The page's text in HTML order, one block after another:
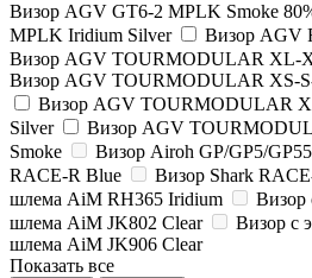
Визор AGV GT6-2 MPLK Smoke
MPLK Iridium Silver
Визор AGV
Визор AGV TOURMODULAR XL-
Визор AGV TOURMODULAR XS-
Визор AGV TOURMODULAR
Silver
Визор AGV
Smoke
Визор Airoh GP/GP5/
RACE-R Blue
Визор Shark
шлема AiM RH365 Iridium
Визор
шлема AiM JK802 Clear
Визор с
шлема AiM JK906 Clear
Показать все